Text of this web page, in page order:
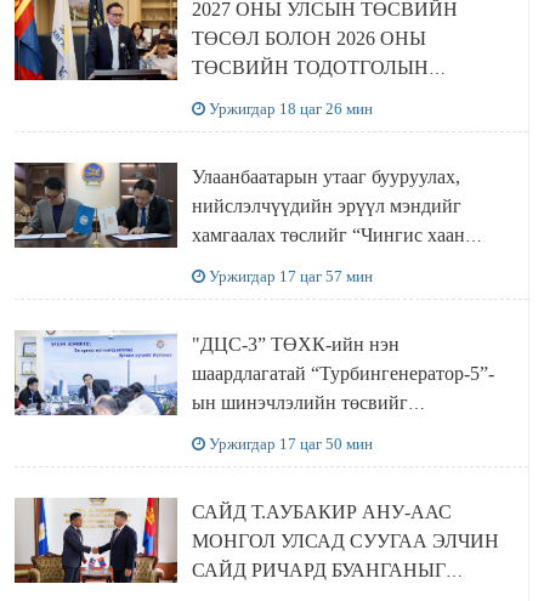
2027 ОНЫ УЛСЫН ТӨСВИЙН
ТӨСӨЛ БОЛОН 2026 ОНЫ
ТӨСВИЙН ТОДОТГОЛЫН
Уржигдар 18 цаг 26 мин
Улаанбаатарын утааг бууруулах,
нийслэлчүүдийн эрүүл мэндийг
хамгаалах төслийг “Чингис хаан
Уржигдар 17 цаг 57 мин
"ДЦС-3” ТӨХК-ийн нэн
шаардлагатай “Турбингенератор-5”-
ын шинэчлэлийн төсвийг
Уржигдар 17 цаг 50 мин
САЙД Т.АУБАКИР АНУ-ААС
МОНГОЛ УЛСАД СУУГАА ЭЛЧИН
САЙД РИЧАРД БУАНГАНЫГ